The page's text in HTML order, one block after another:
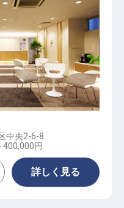
ル事業）
中央2-6-8
400,000円
詳しく見る